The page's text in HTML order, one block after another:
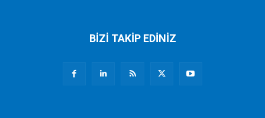
BİZİ TAKİP EDİNİZ